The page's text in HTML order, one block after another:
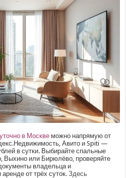
в Москве можно напрямую от
Авито и Spiti —
в сутки. Выбирайте спальные
Выхино или Бирюлёво, проверяйте
владельца и
аренде от трёх суток.Здесь